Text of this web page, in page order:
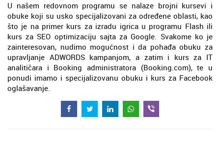
U našem redovnom programu se nalaze brojni kursevi i
obuke koji su usko specijalizovani za određene oblasti, kao
što je na primer kurs za izradu igrica u programu Flash ili
kurs za SEO optimizaciju sajta za Google. Svakome ko je
zainteresovan, nudimo mogućnost i da pohađa obuku za
upravljanje ADWORDS kampanjom, a zatim i kurs za IT
analitičara i Booking administratora (Booking.com), te u
ponudi imamo i specijalizovanu obuku i kurs za Facebook
oglašavanje.